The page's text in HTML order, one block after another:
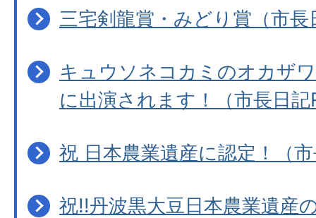
三宅剣龍賞・みどり賞（市長
キュウソネコカミのオカザ
に出演されます！（市長日記
祝 日本農業遺産に認定！（
祝!!丹波黒大豆日本農業遺産